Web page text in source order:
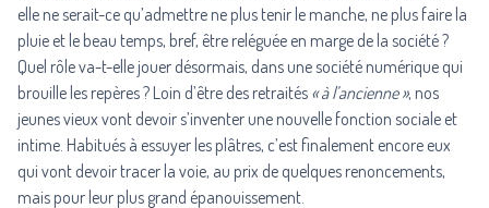
elle ne serait-ce qu’admettre ne plus tenir le manche, ne plus faire la
pluie et le beau temps, bref, être reléguée en marge de la société ?
Quel rôle va-t-elle jouer désormais, dans une société numérique qui
brouille les repères ? Loin d’être des retraités « à l’ancienne », nos
jeunes vieux vont devoir s’inventer une nouvelle fonction sociale et
intime. Habitués à essuyer les plâtres, c’est finalement encore eux
qui vont devoir tracer la voie, au prix de quelques renoncements,
mais pour leur plus grand épanouissement.